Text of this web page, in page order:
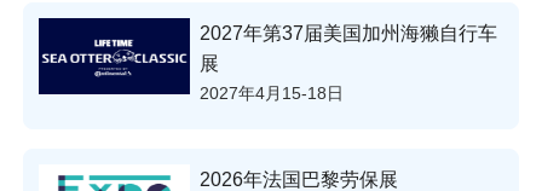
2027年第37届美国加州海獭自行车
展
2027年4月15-18日
2026年法国巴黎劳保展